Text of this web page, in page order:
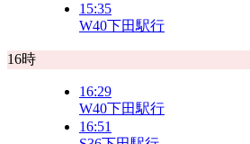
15:35
W40下田駅行
16時
16:29
W40下田駅行
16:51